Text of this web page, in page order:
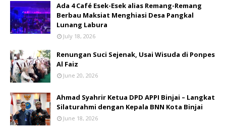
Ada 4 Café Esek-Esek alias Remang-Remang
Berbau Maksiat Menghiasi Desa Pangkal
Lunang Labura
July 18, 2026
Renungan Suci Sejenak, Usai Wisuda di Ponpes
Al Faiz
June 20, 2026
Ahmad Syahrir Ketua DPD APPI Binjai – Langkat
Silaturahmi dengan Kepala BNN Kota Binjai
June 18, 2026